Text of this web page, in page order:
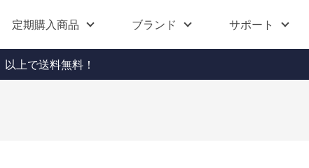
定期購入商品 ブランド サポート
以上で送料無料！